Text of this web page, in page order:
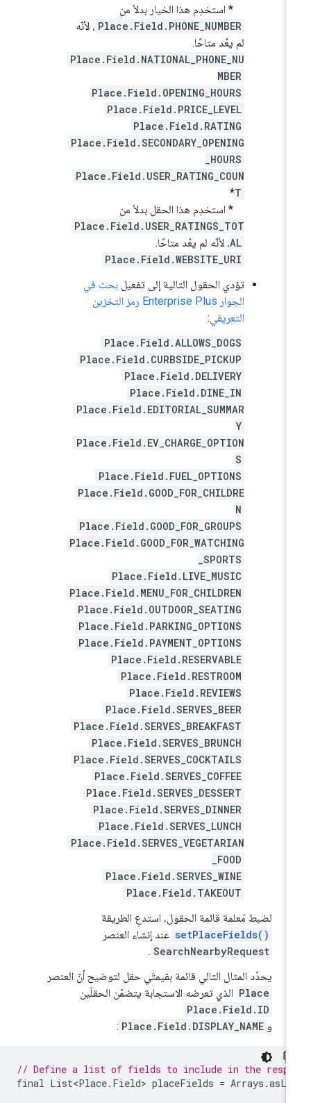
* استخدِم هذا الخيار بدلاً من
Place.Field.PHONE_NUMBER ، لأنّه
لم يعُد متاحًا.
Place.Field.NATIONAL_PHONE_NU
MBER
Place.Field.OPENING_HOURS
Place.Field.PRICE_LEVEL
Place.Field.RATING
Place.Field.SECONDARY_OPENING
_HOURS
Place.Field.USER_RATING_COUN
* استخدِم هذا الحقل بدلاً من
Place.Field.USER_RATINGS_TOT
، لأنّه لم يعُد متاحًا.
Place.Field.WEBSITE_URI
تؤدي الحقول التالية إلى تفعيلبحث في
الجوار Enterprise Plus رمز التخزين
التعريفي :
Place.Field.ALLOWS_DOGS
Place.Field.CURBSIDE_PICKUP
Place.Field.DELIVERY
Place.Field.DINE_IN
Place.Field.EDITORIAL_SUMMAR
Place.Field.EV_CHARGE_OPTION
Place.Field.FUEL_OPTIONS
Place.Field.GOOD_FOR_CHILDRE
Place.Field.GOOD_FOR_GROUPS
Place.Field.GOOD_FOR_WATCHING
_SPORTS
Place.Field.LIVE_MUSIC
Place.Field.MENU_FOR_CHILDREN
Place.Field.OUTDOOR_SEATING
Place.Field.PARKING_OPTIONS
Place.Field.PAYMENT_OPTIONS
Place.Field.RESERVABLE
Place.Field.RESTROOM
Place.Field.REVIEWS
Place.Field.SERVES_BEER
Place.Field.SERVES_BREAKFAST
Place.Field.SERVES_BRUNCH
Place.Field.SERVES_COCKTAILS
Place.Field.SERVES_COFFEE
Place.Field.SERVES_DESSERT
Place.Field.SERVES_DINNER
Place.Field.SERVES_LUNCH
Place.Field.SERVES_VEGETARIAN
_FOOD
Place.Field.SERVES_WINE
Place.Field.TAKEOUT
لضبط مَعلمة قائمة الحقول، استدعِ الطريقة
setPlaceFields() عند إنشاء العنصر
SearchNearbyRequest
.
يحدّد المثال التالي قائمة بقيمتَي حقل لتوضيح أنّ العنصر
Place الذي تعرضه الاستجابة يتضمّن الحقلَين
Place.Field.ID
Place.Field.DISPLAY_NAME
:
// Define a list of fields to include in the
final List<Place.Field> placeFields = Arrays.